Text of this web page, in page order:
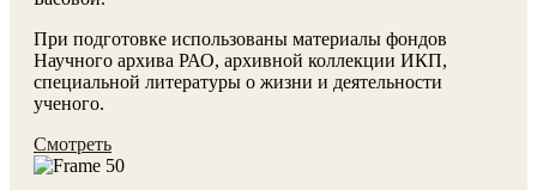
При подготовке использованы материалы фондов
Научного архива РАО, архивной коллекции ИКП,
специальной литературы о жизни и деятельности
ученого.
Смотреть